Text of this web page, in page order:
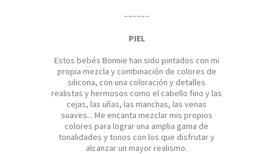
~~~~~~
PIEL
Estos bebés Bonnie han sido pintados con mi
propia mezcla y combinación de colores de
silicona, con una coloración y detalles
realistas y hermosos como el cabello fino y las
cejas, las uñas, las manchas, las venas
suaves... Me encanta mezclar mis propios
colores para lograr una amplia gama de
tonalidades y tonos con los que disfrutar y
alcanzar un mayor realismo.